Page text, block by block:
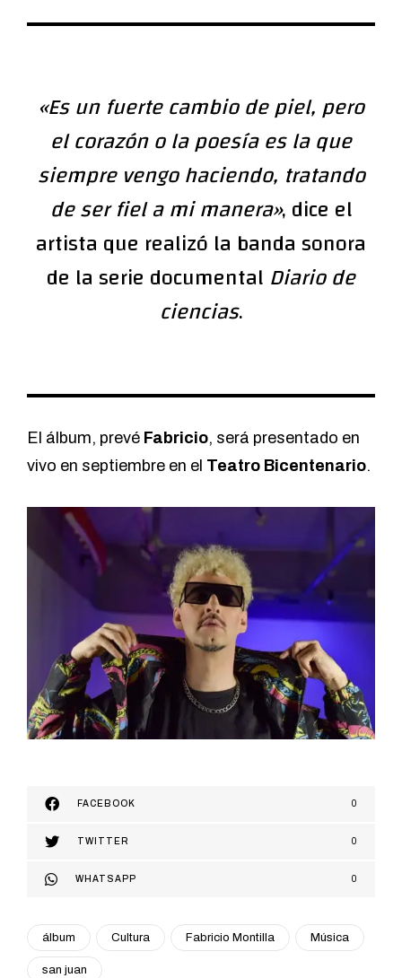
«Es un fuerte cambio de piel, pero
el corazón o la poesía es la que
siempre vengo haciendo, tratando
de ser fiel a mi manera», dice el
artista que realizó la banda sonora
de la serie documental Diario de
ciencias.
El álbum, prevé Fabricio, será presentado en
vivo en septiembre en el Teatro Bicentenario.
FACEBOOK 0
TWITTER 0
WHATSAPP 0
álbum Cultura Fabricio Montilla Música
san juan